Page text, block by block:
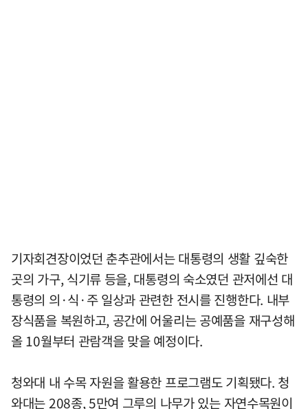
기자회견장이었던 춘추관에서는 대통령의 생활 깊숙한
곳의 가구, 식기류 등을, 대통령의 숙소였던 관저에선 대
통령의 의·식·주 일상과 관련한 전시를 진행한다. 내부
장식품을 복원하고, 공간에 어울리는 공예품을 재구성해
올 10월부터 관람객을 맞을 예정이다.
청와대 내 수목 자원을 활용한 프로그램도 기획됐다. 청
와대는 208종, 5만여 그루의 나무가 있는 자연수목원이